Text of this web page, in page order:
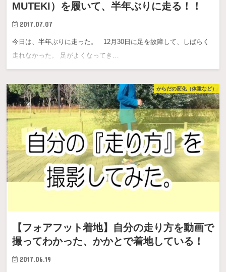
MUTEKI）を履いて、半年ぶりに走る！！
2017.07.07
今日は、半年ぶりに走った。 12月30日に足を故障して、しばらく
走れなかった。 足がよくなってき…
からだの変化（体重など）
【フォアフット着地】自分の走り方を動画で
撮ってわかった、かかとで着地している！
2017.06.19